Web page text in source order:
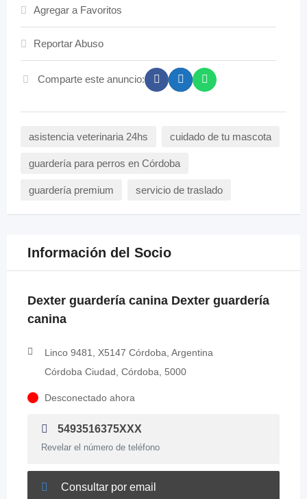
Agregar a Favoritos
Reportar Abuso
Comparte este anuncio:
asistencia veterinaria 24hs cuidado de tu mascota
guardería para perros en Córdoba
guardería premium servicio de traslado
Información del Socio
Dexter guardería canina Dexter guardería
canina
Linco 9481, X5147 Córdoba, Argentina
Córdoba Ciudad, Córdoba, 5000
Desconectado ahora
5493516375XXX
Revelar el número de teléfono
Consultar por email